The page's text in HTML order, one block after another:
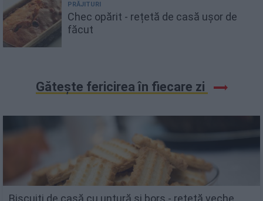
PRĂJITURI
Chec opărit - rețetă de casă ușor de
făcut
Gătește fericirea în fiecare zi
Biscuiți de casă cu untură și borș - rețetă veche